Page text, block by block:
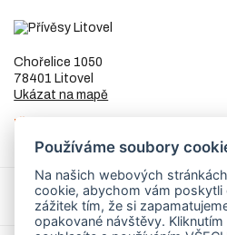
Chořelice 1050
78401 Litovel
Ukázat na mapě
IČ
DIČCZ8253255307
Přívěsy a náhradní díly
Používáme soubory
Na našich webových
cookie, abychom vám poskytli
zážitek tím, že si
opakované návštěvy. Kliknutím